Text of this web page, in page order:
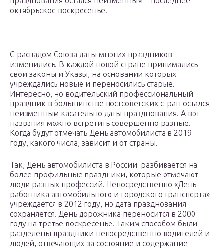
октябрьское воскресенье.
С распадом Союза даты многих праздников
изменились. В каждой новой стране принимались
свои законы и Указы, на основании которых
учреждались новые и переносились старые.
Интересно, но водительский профессиональный
праздник в большинстве постсоветских стран остался
неизменным касательно даты празднования. А вот
названия можно встретить совершенно разные.
Когда будут отмечать День автомобилиста в 2019
году, какого числа, зависит и от страны.
Так, День автомобилиста в России разбивается на
более профильные праздники, которые отмечают
люди разных профессий. Непосредственно «День
работника автомобильного и городского транспорта»
учреждается в 2012 году, но дата празднования
сохраняется. День дорожника переносится в 2000
году на третье воскресенье. Таким способом были
разделены праздники непосредственно водителей и
людей, отвечающих за состояние и содержание